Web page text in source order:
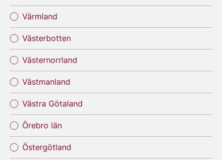
Värmland
Västerbotten
Västernorrland
Västmanland
Västra Götaland
Örebro län
Östergötland